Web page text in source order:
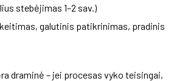
stebėjimas 1–2 sav.)
galutinis patikrinimas, pradinis
draminė – jei procesas vyko teisingai,